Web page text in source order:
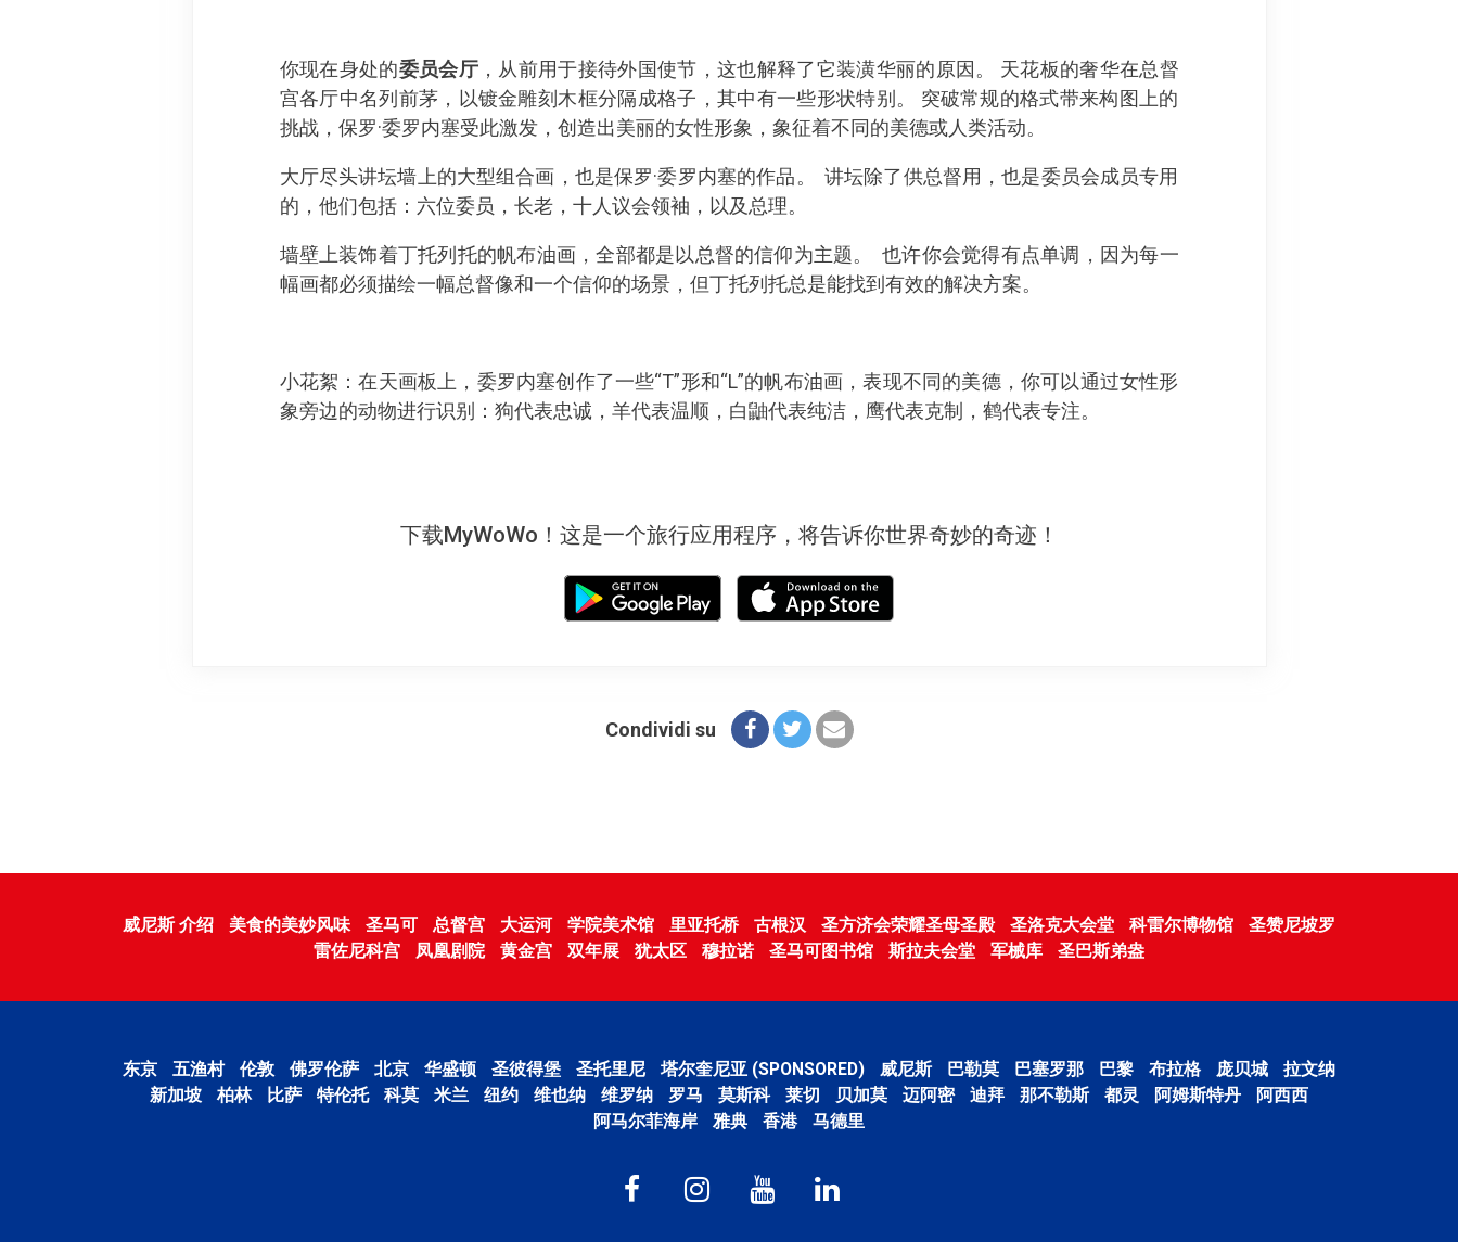
你现在身处的委员会厅，从前用于接待外国使节，这也解释了它装潢华丽的原因。 天花板的奢华在总督
宫各厅中名列前茅，以镀金雕刻木框分隔成格子，其中有一些形状特别。 突破常规的格式带来构图上的
挑战，保罗·委罗内塞受此激发，创造出美丽的女性形象，象征着不同的美德或人类活动。
大厅尽头讲坛墙上的大型组合画，也是保罗·委罗内塞的作品。 讲坛除了供总督用，也是委员会成员专用
的，他们包括：六位委员，长老，十人议会领袖，以及总理。
墙壁上装饰着丁托列托的帆布油画，全部都是以总督的信仰为主题。 也许你会觉得有点单调，因为每一
幅画都必须描绘一幅总督像和一个信仰的场景，但丁托列托总是能找到有效的解决方案。
小花絮：在天画板上，委罗内塞创作了一些“T”形和“L”的帆布油画，表现不同的美德，你可以通过女性形
象旁边的动物进行识别：狗代表忠诚，羊代表温顺，白鼬代表纯洁，鹰代表克制，鹤代表专注。
下载MyWoWo！这是一个旅行应用程序，将告诉你世界奇妙的奇迹！
Condividi su
威尼斯 介绍 美食的美妙风味 圣马可 总督宫 大运河 学院美术馆 里亚托桥 古根汉 圣方济会荣耀圣母圣殿 圣洛克大会堂 科雷尔博物馆
圣赞尼坡罗
雷佐尼科宫
凤凰剧院 黄金宫 双年展 犹太区 穆拉诺 圣马可图书馆 斯拉夫会堂 军械库 圣巴斯弟盎
东京 五渔村 伦敦 佛罗伦萨 北京 华盛顿 圣彼得堡 圣托里尼 塔尔奎尼亚 (SPONSORED) 威尼斯 巴勒莫 巴塞罗那 巴黎 布拉格 庞贝城
拉文纳
新加坡
柏林 比萨 特伦托 科莫 米兰 纽约 维也纳 维罗纳 罗马 莫斯科 莱切 贝加莫 迈阿密 迪拜 那不勒斯 都灵 阿姆斯特丹
阿西西
阿马尔菲海岸
雅典 香港 马德里